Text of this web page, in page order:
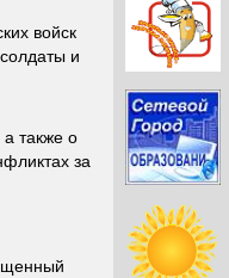
войск
и
также о
за